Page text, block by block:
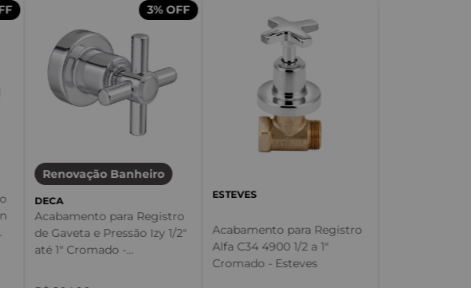
3%OFF
Renovação Banheiro
DECA
Acabamento para Registro
de Gaveta e Pressão Izy 1/2"
até 1" Cromado -
ESTEVES
Acabamento para Registro
Alfa C34 4900 1/2 a 1"
Cromado - Esteves